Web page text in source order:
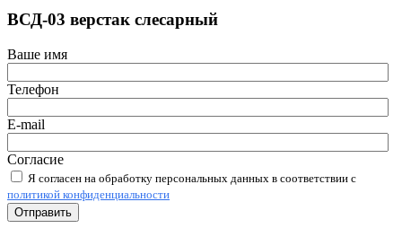
ВСД-03 верстак слесарный
Ваше имя
Телефон
E-mail
Согласие
Я согласен на обработку персональных данных в соответствии с
политикой конфиденциальности
Отправить